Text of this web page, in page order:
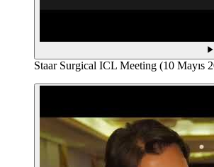
Staar Surgical ICL Meeting (10 Mayıs